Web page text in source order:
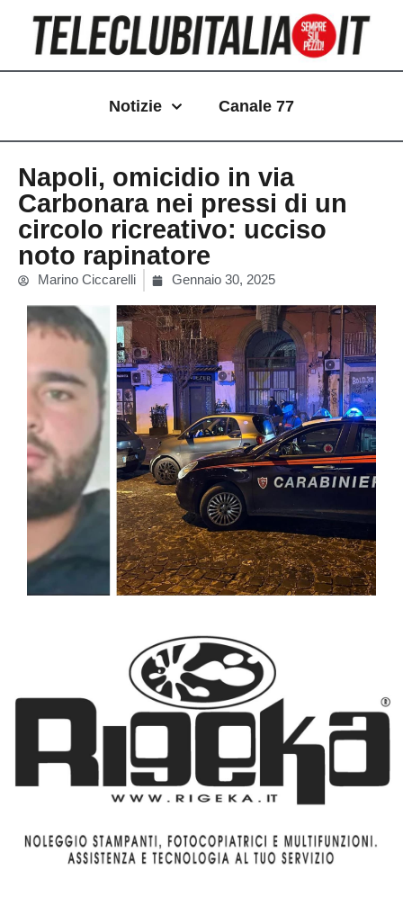
contenuto
Notizie Canale 77
Napoli, omicidio in via
Carbonara nei pressi di un
circolo ricreativo: ucciso
noto rapinatore
Marino Ciccarelli Gennaio 30, 2025